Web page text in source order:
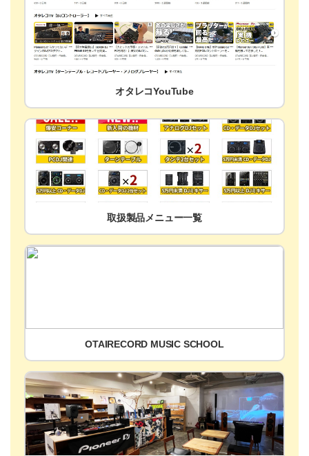
オタレコYouTube
取扱製品メニュー一覧
OTAIRECORD MUSIC SCHOOL